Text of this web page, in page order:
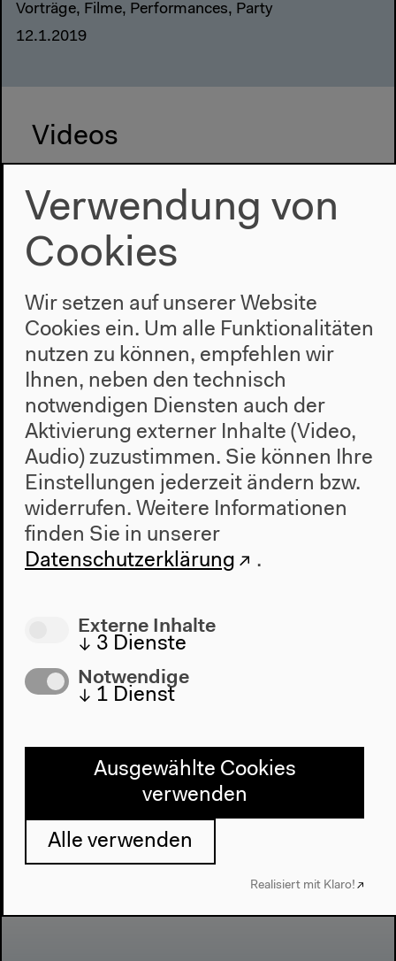
Vorträge, Filme, Performances, Party
12.1.2019
Videos
Ivonne González, Black Guiris
Collective: Blackening Wikipedia
Im Rahmen von „Countering Virtual Dispossession”
Performance, 12.01.2019
Mehr zum Video
Verwendung von
Cookies
Wir setzen auf unserer Website
Cookies ein. Um alle Funktionalitäten
nutzen zu können, empfehlen wir
Ihnen, neben den technisch
notwendigen Diensten auch der
Aktivierung externer Inhalte (Video,
Audio) zuzustimmen. Sie können Ihre
Einstellungen jederzeit ändern bzw.
widerrufen. Weitere Informationen
finden Sie in unserer
Datenschutzerklärung
.
Externe Inhalte
↓ 3 Dienste
Notwendige
↓ 1 Dienst
Ausgewählte Cookies
verwenden
Alle verwenden
Realisiert mit Klaro!